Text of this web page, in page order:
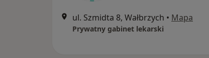
ul. Szmidta 8, Wałbrzych • Mapa
Prywatny gabinet lekarski